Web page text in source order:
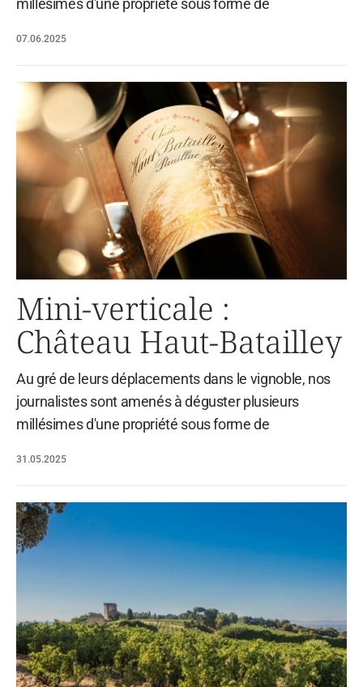
07.06.2025
millésimes d'une propriété sous forme de
31.05.2025
Mini-verticale :
Château Haut-Batailley
Au gré de leurs déplacements dans le vignoble, nos
journalistes sont amenés à déguster plusieurs
millésimes d'une propriété sous forme de